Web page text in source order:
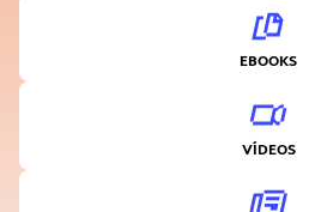
EBOOKS
VÍDEOS